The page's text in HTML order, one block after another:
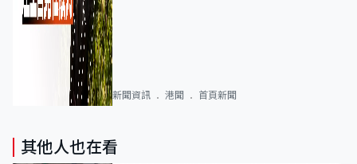
新聞資訊 港聞 首頁新聞
其他人也在看